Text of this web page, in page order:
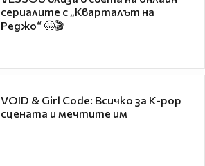
сериалите с „Кварталът на
Реджо“ 🤩🎬
VOID & Girl Code: Всичко за K-pop
сцената и мечтите им